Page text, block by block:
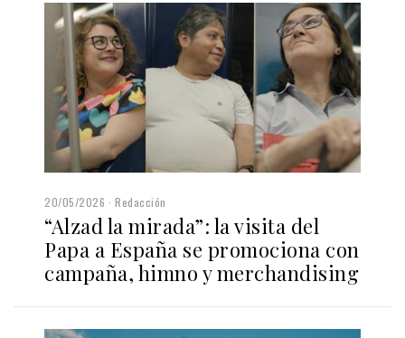
20/05/2026 Redacción
“Alzad la mirada”: la visita del
Papa a España se promociona con
campaña, himno y merchandising